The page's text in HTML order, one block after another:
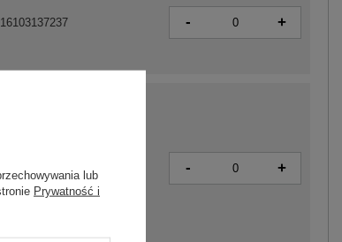
- +
- +
lub
Prywatność i